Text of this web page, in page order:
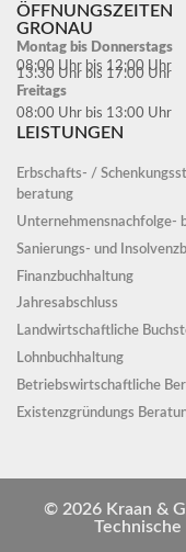
ÖFFNUNGSZEITEN
GRONAU
Montag bis Donnerstags
08:00 Uhr bis 12:00 Uhr
13:30 Uhr bis 17:00 Uhr
Freitags
08:00 Uhr bis 13:00 Uhr
LEISTUNGEN
Erbschafts- /
beratung
Unternehmensnachfolge-
Sanierungs- und
Finanzbuchhaltung
Jahresabschluss
Landwirtschaftliche
Lohnbuchhaltung
Betriebswirtschaftliche
Existenzgründungs
© 2026 Kraan &
Technische